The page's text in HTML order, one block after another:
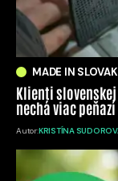
MADE IN
Klienti
nechá viac
Autor:KRISTÍNA